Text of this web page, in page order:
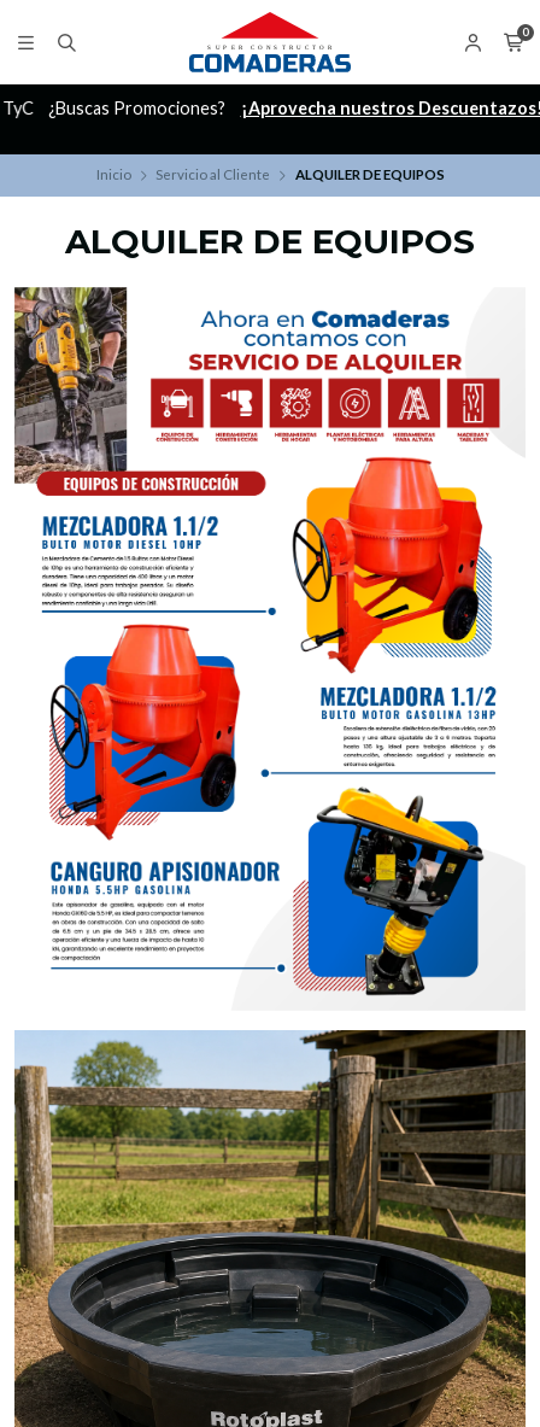
0
¿Buscas Promociones? ¡Aprovecha nuestros Descuentazos!
Inicio Servicio al Cliente ALQUILER DE EQUIPOS
ALQUILER DE EQUIPOS